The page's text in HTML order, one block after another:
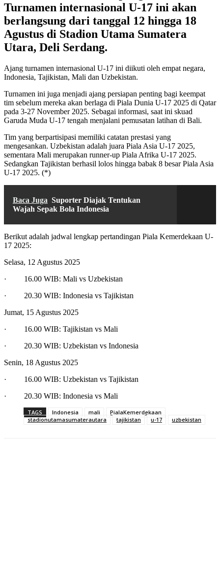
Turnamen internasional U-17 ini akan
berlangsung dari tanggal 12 hingga 18
Agustus di Stadion Utama Sumatera
Utara, Deli Serdang.
Ajang turnamen internasional U-17 ini diikuti oleh empat negara,
Indonesia, Tajikistan, Mali dan Uzbekistan.
Turnamen ini juga menjadi ajang persiapan penting bagi keempat
tim sebelum mereka akan berlaga di Piala Dunia U-17 2025 di Qatar
pada 3-27 November 2025. Sebagai informasi, saat ini skuad
Garuda Muda U-17 tengah menjalani pemusatan latihan di Bali.
Tim yang berpartisipasi memiliki catatan prestasi yang
mengesankan. Uzbekistan adalah juara Piala Asia U-17 2025,
sementara Mali merupakan runner-up Piala Afrika U-17 2025.
Sedangkan Tajikistan berhasil lolos hingga babak 8 besar Piala Asia
U-17 2025. (*)
Baca Juga Suporter Diajak Tentukan
Wajah Sepak Bola Indonesia
Berikut adalah jadwal lengkap pertandingan Piala Kemerdekaan U-
17 2025:
Selasa, 12 Agustus 2025
· 16.00 WIB: Mali vs Uzbekistan
· 20.30 WIB: Indonesia vs Tajikistan
Jumat, 15 Agustus 2025
· 16.00 WIB: Tajikistan vs Mali
· 20.30 WIB: Uzbekistan vs Indonesia
Senin, 18 Agustus 2025
· 16.00 WIB: Uzbekistan vs Tajikistan
· 20.30 WIB: Indonesia vs Mali
TAGS Indonesia mali
PialaKemerdekaan
stadionutamasumaterautara
tajikistan u-17 uzbekistan